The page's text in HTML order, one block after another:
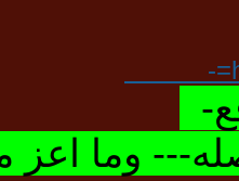
وما اعز